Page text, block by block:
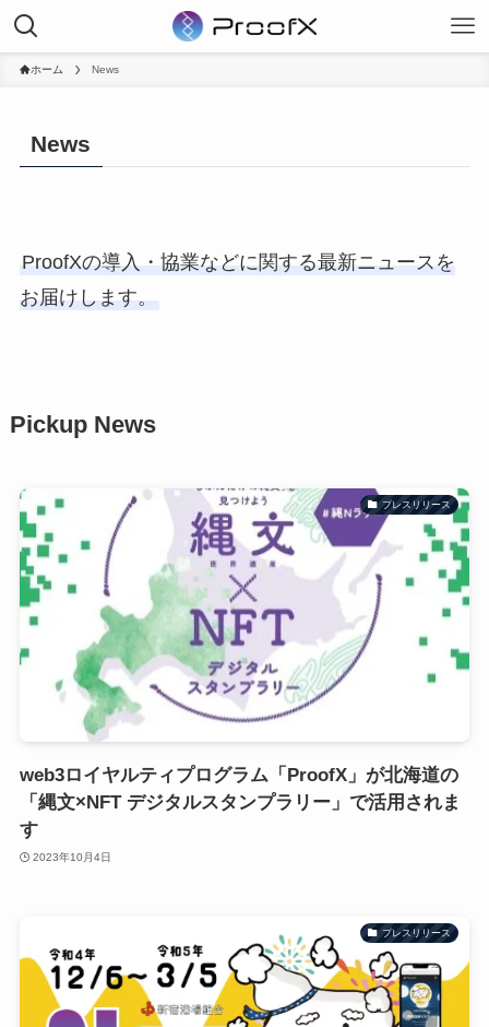
ホーム News
News
ProofXの導入・協業などに関する最新ニュースを
お届けします。
Pickup News
プレスリリース
web3ロイヤルティプログラム「ProofX」が北海道の
「縄文×NFT デジタルスタンプラリー」で活用されま
す
2023年10月4日
プレスリリース